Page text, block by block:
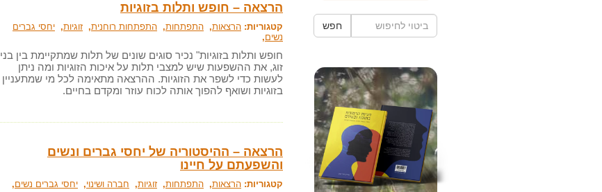
הרצאה – חופש ותלות בזוגיות
קטגוריות: הרצאות, התפתחות, התפתחות רוחנית, זוגיות, יחסי גברים
נשים,
חופש ותלות בזוגיות" נכיר סוגים שונים של תלות שמתקיימת בין בני
זוג, את ההשפעות שיש למצבי תלות על איכות הזוגיות ומה ניתן
לעשות כדי לשפר את הזוגיות. ההרצאה מתאימה לכל מי שמתעניין
בזוגיות ושואף להפוך אותה לכוח עוזר ומקדם בחיים.
הרצאה – ההיסטוריה של יחסי גברים ונשים
והשפעתם על חיינו
קטגוריות: הרצאות, התפתחות, זוגיות, חברה ושינוי, יחסי גברים נשים,
חפש